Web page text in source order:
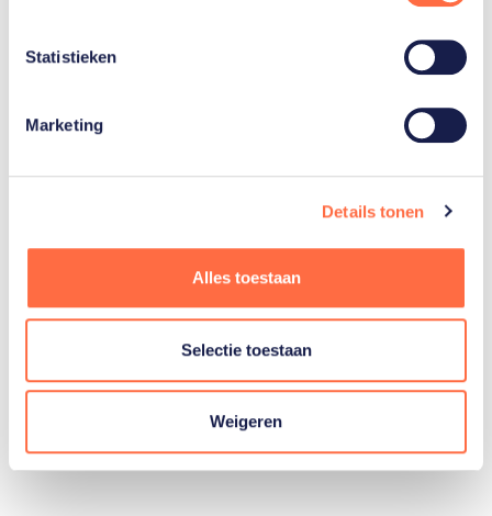
Statistieken
Marketing
Details tonen
Alles toestaan
Selectie toestaan
Weigeren
Bekijk het complete
TeamNL
Programma TeamNL